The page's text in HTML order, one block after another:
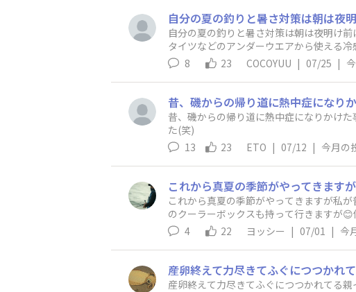
自分の夏の釣りと暑さ対策は朝は夜明け
タイツなどのアンダーウエアから使える
8
23 COCOYUU | 07/25 |
昔、磯からの帰り道に熱中症になりかけ
た(笑)
13
23 ETO | 07/12 | 今月の
これから真夏の季節がやってきますが私
のクーラーボックスも持って行きますが
冷えた飲み物や食べ物など沢山収容出来
みたいと思います😋空調服は必需品ですが
4 22 ヨッシー | 07/01 | 今
産卵終えて力尽きてふぐにつつかれ
産卵終えて力尽きてふぐにつつかれてる